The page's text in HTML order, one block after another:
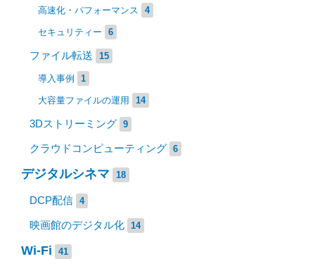
高速化・パフォーマンス 4
セキュリティー 6
ファイル転送 15
導入事例 1
大容量ファイルの運用 14
3Dストリーミング 9
クラウドコンピューティング 6
デジタルシネマ 18
DCP配信 4
映画館のデジタル化 14
Wi-Fi 41